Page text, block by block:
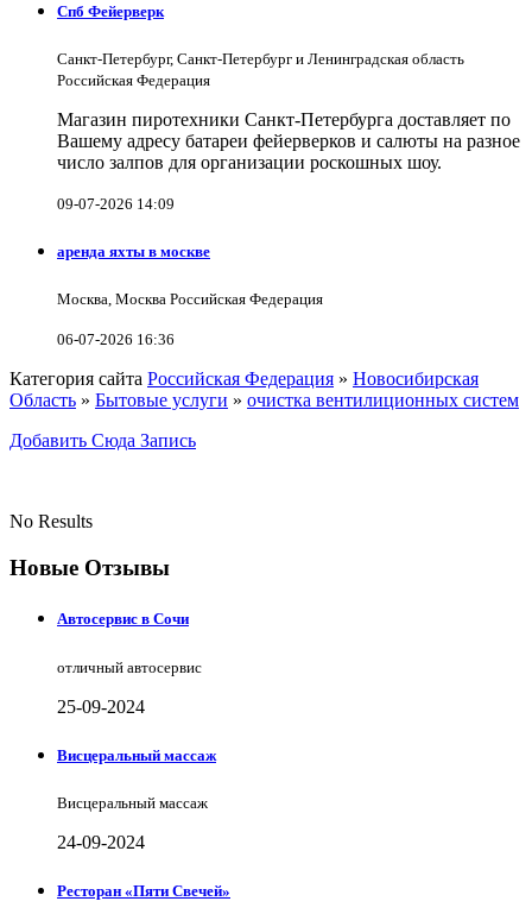
Спб Фейерверк
Санкт-Петербург, Санкт-Петербург и Ленинградская область
Российская Федерация
Магазин пиротехники Санкт-Петербурга доставляет по
Вашему адресу батареи фейерверков и салюты на разное
число залпов для организации роскошных шоу.
09-07-2026 14:09
аренда яхты в москве
Москва, Москва Российская Федерация
06-07-2026 16:36
Категория сайта Российская Федерация » Новосибирская
Область » Бытовые услуги » очистка вентилиционных систем
Добавить Сюда Запись
No Results
Новые Отзывы
Автосервис в Сочи
отличный автосервис
25-09-2024
Висцеральный массаж
Висцеральный массаж
24-09-2024
Ресторан «Пяти Свечей»